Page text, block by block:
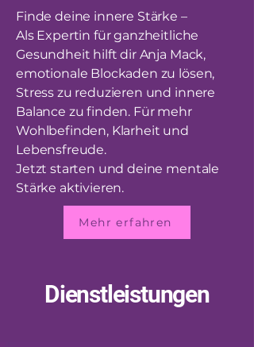
Finde deine innere Stärke –
Als Expertin für ganzheitliche
Gesundheit hilft dir Anja Mack,
emotionale Blockaden zu lösen,
Stress zu reduzieren und innere
Balance zu finden. Für mehr
Wohlbefinden, Klarheit und
Lebensfreude.
Jetzt starten und deine mentale
Stärke aktivieren.
Mehr erfahren
Dienstleistungen